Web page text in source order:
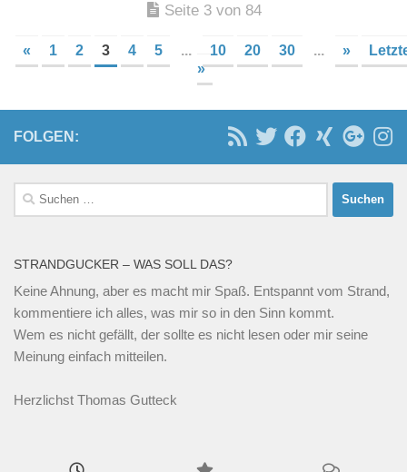
Seite 3 von 84
« 1 2 3 4 5 ... 10 20 30 ... »
»
FOLGEN:
Suchen
nach:
STRANDGUCKER – WAS SOLL DAS?
Keine Ahnung, aber es macht mir Spaß. Entspannt vom Strand,
kommentiere ich alles, was mir so in den Sinn kommt.
Wem es nicht gefällt, der sollte es nicht lesen oder mir seine
Meinung einfach mitteilen.
Herzlichst Thomas Gutteck